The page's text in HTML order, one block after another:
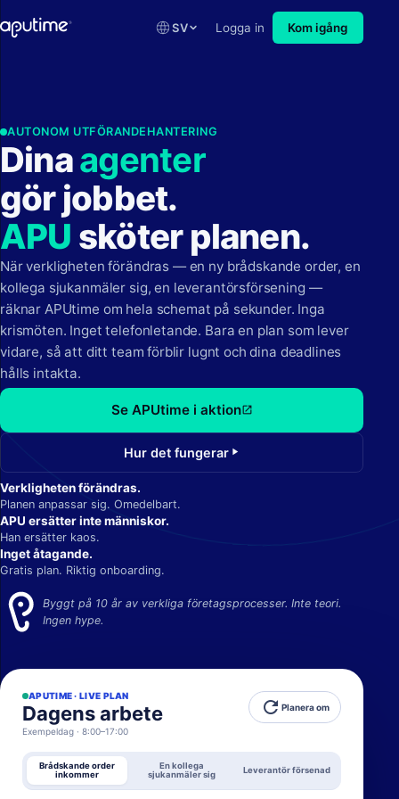
SV Logga in Kom igång
AUTONOM UTFÖRANDEHANTERING
Dinaagenter
gör jobbet.
APU sköter planen.
När verkligheten förändras — en ny brådskande order, en
kollega sjukanmäler sig, en leverantörsförsening —
räknar APUtime om hela schemat på sekunder. Inga
krismöten. Inget telefonletande. Bara en plan som lever
vidare, så att ditt team förblir lugnt och dina deadlines
hålls intakta.
Se APUtime i aktionopen_in_new
Hur det fungerarplay_arrow
Verkligheten förändras.
Planen anpassar sig. Omedelbart.
APU ersätter inte människor.
Han ersätter kaos.
Inget åtagande.
Gratis plan. Riktig onboarding.
Byggt på 10 år av verkliga företagsprocesser. Inte teori.
Ingen hype.
APUTIME · LIVE PLAN
Dagens arbete
Exempeldag · 8:00–17:00
refresh Planera om
Brådskande order
inkommer
En kollega
sjukanmäler sig
Leverantör försenad